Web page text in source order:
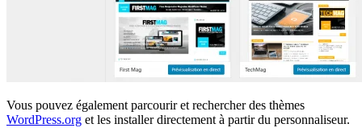
Vous pouvez également parcourir et rechercher des thèmes
WordPress.org et les installer directement à partir du personnaliseur.